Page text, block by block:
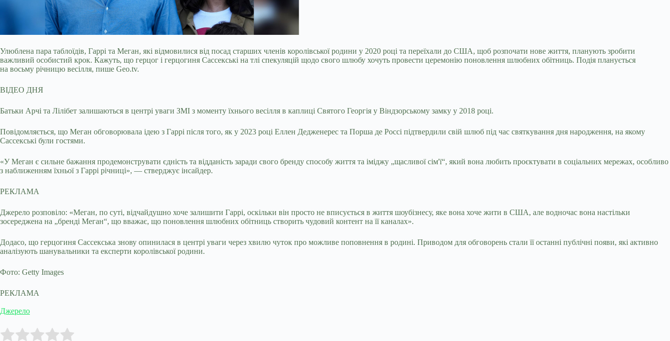
Улюблена пара таблоїдів, Гаррі та Меган, які відмовилися від посад старших членів королівської родини у 2020 році та переїхали до США, щоб розпочати нове життя, планують зробити
важливий особистий крок. Кажуть, що герцог і герцогиня Сассекські на тлі спекуляцій щодо свого шлюбу хочуть провести церемонію поновлення шлюбних обітниць. Подія планується
на восьму річницю весілля, пише Geo.tv.
ВІДЕО ДНЯ
Батьки Арчі та Лілібет залишаються в центрі уваги ЗМІ з моменту їхнього весілля в каплиці Святого Георгія у Віндзорському замку у 2018 році.
Повідомляється, що Меган обговорювала ідею з Гаррі після того, як у 2023 році Еллен Дедженерес та Порша де Россі підтвердили свій шлюб під час святкування дня народження, на якому
Сассекські були гостями.
«У Меган є сильне бажання продемонструвати єдність та відданість заради свого бренду способу життя та іміджу „щасливої ​​сім'ї“, який вона любить проєктувати в соціальних мережах, особливо
з наближенням їхньої з Гаррі річниці», — стверджує інсайдер.
РЕКЛАМА
Джерело розповіло: «Меган, по суті, відчайдушно хоче залишити Гаррі, оскільки він просто не вписується в життя шоубізнесу, яке вона хоче жити в США, але водночас вона настільки
зосереджена на „бренді Меган“, що вважає, що поновлення шлюбних обітниць створить чудовий контент на її каналах».
Додасо, що герцогиня Сассекська знову опинилася в центрі уваги через хвилю чуток про можливе поповнення в родині. Приводом для обговорень стали її останні публічні появи, які активно
аналізують шанувальники та експерти королівської родини.
Фото: Getty Images
РЕКЛАМА
Джерело
Rate this item: